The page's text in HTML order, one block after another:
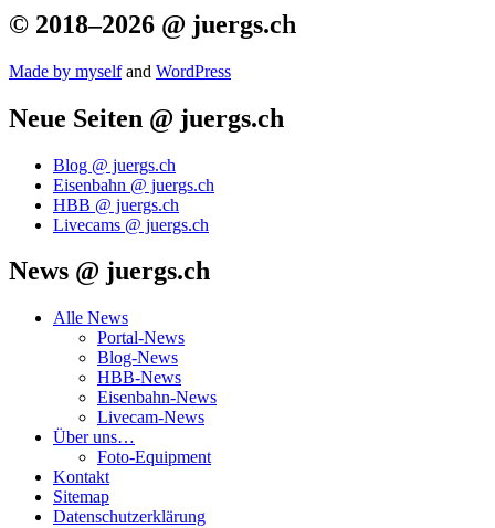
© 2018–2026 @ juergs.ch
Made by mys­elfand Word­Press
Neue Seiten @ juergs.ch
Blog @ juergs.ch
Eisenbahn @ juergs.ch
HBB @ juergs.ch
Livecams @ juergs.ch
News @ juergs.ch
Alle News
Portal-News
Blog-News
HBB-News
Eisenbahn-News
Livecam-News
Über uns…
Foto-Equipment
Kontakt
Sitemap
Datenschutzerklärung